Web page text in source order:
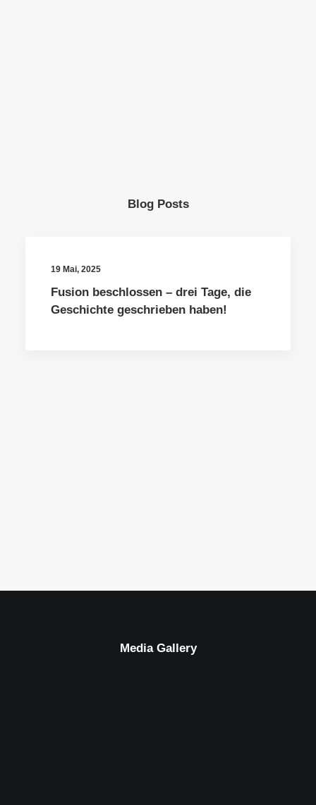
Blog Posts
19 Mai, 2025
Fusion beschlossen – drei Tage, die
Geschichte geschrieben haben!
Media Gallery